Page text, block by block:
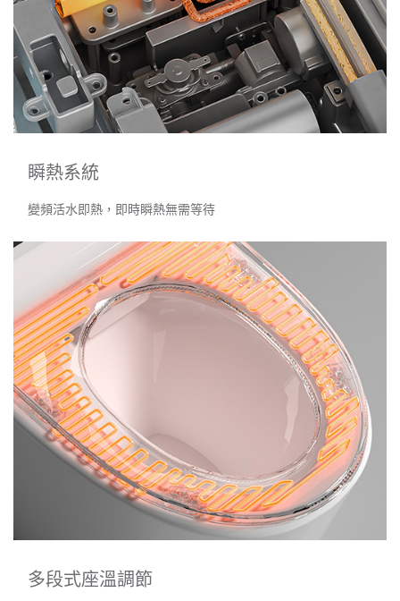
瞬熱系統
變頻活水即熱，即時瞬熱無需等待
多段式座溫調節